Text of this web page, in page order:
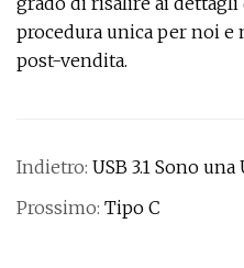
procedura unica per noi
post-vendita.
Indietro: USB 3.1 Sono una
Prossimo: Tipo C